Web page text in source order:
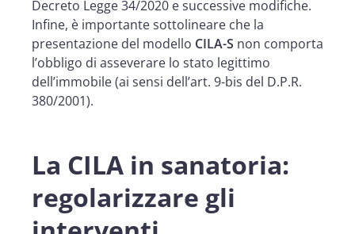
Decreto Legge 34/2020 e successive modifiche.
Infine, è importante sottolineare che la
presentazione del modello CILA-S non comporta
l’obbligo di asseverare lo stato legittimo
dell’immobile (ai sensi dell’art. 9-bis del D.P.R.
380/2001).
La CILA in sanatoria:
regolarizzare gli